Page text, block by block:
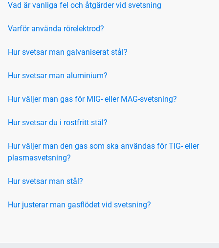
Vad är vanliga fel och åtgärder vid svetsning
Varför använda rörelektrod?
Hur svetsar man galvaniserat stål?
Hur svetsar man aluminium?
Hur väljer man gas för MIG- eller MAG-svetsning?
Hur svetsar du i rostfritt stål?
Hur väljer man den gas som ska användas för TIG- eller
plasmasvetsning?
Hur svetsar man stål?
Hur justerar man gasflödet vid svetsning?